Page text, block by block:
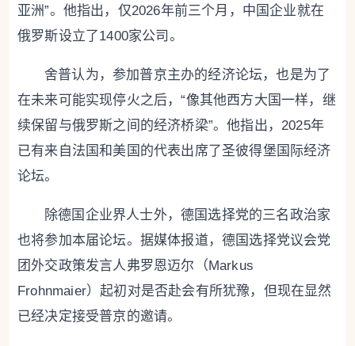
亚洲”。他指出，仅2026年前三个月，中国企业就在
俄罗斯设立了1400家公司。
舍普认为，参加普京主办的经济论坛，也是为了
在未来可能实现停火之后，“像其他西方大国一样，继
续保留与俄罗斯之间的经济桥梁”。他指出，2025年
已有来自法国和美国的代表出席了圣彼得堡国际经济
论坛。
除德国企业界人士外，德国选择党的三名政治家
也将参加本届论坛。据媒体报道，德国选择党议会党
团外交政策发言人弗罗恩迈尔（Markus
Frohnmaier）起初对是否赴会有所犹豫，但现在显然
已经决定接受普京的邀请。